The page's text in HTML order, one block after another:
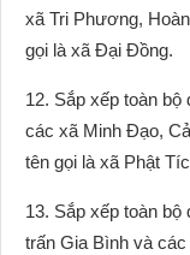
xã Tri Phương,
gọi là xã Đại Đồng.
12. Sắp xếp toàn
các xã Minh Đạo,
tên gọi là xã Phật
13. Sắp xếp toàn
trấn Gia Bình và